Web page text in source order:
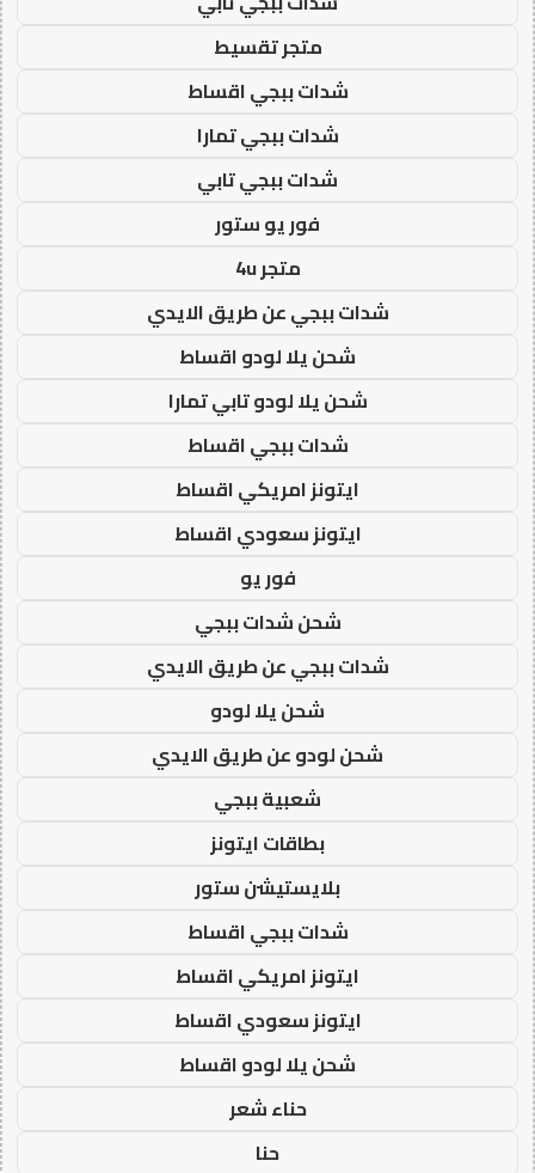
متجر تقسيط
شدات ببجي اقساط
شدات ببجي تمارا
شدات ببجي تابي
فور يو ستور
متجر 4u
شدات ببجي عن طريق الايدي
شحن يلا لودو اقساط
شحن يلا لودو تابي تمارا
شدات ببجي اقساط
ايتونز امريكي اقساط
ايتونز سعودي اقساط
فور يو
شحن شدات ببجي
شدات ببجي عن طريق الايدي
شحن يلا لودو
شحن لودو عن طريق الايدي
شعبية ببجي
بطاقات ايتونز
بلايستيشن ستور
شدات ببجي اقساط
ايتونز امريكي اقساط
ايتونز سعودي اقساط
شحن يلا لودو اقساط
حناء شعر
حنا